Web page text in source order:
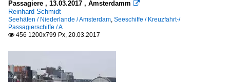
Kriegsschiffe
Passagiere , 13.03.2017 , Amsterdamm 
Reinhard Schmidt
Seehäfen / Niederlande / Amsterdam, Seeschiffe / Kreuzfahrt-/
Passagierschiffe / A
 456 1200x799 Px, 20.03.2017